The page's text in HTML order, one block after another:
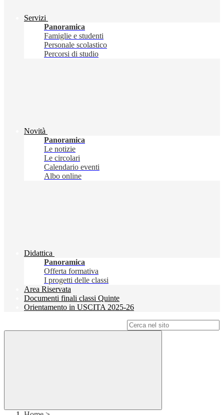
Servizi
Panoramica
Famiglie e studenti
Personale scolastico
Percorsi di studio
Novità
Panoramica
Le notizie
Le circolari
Calendario eventi
Albo online
Didattica
Panoramica
Offerta formativa
I progetti delle classi
Area Riservata
Documenti finali classi Quinte
Orientamento in USCITA 2025-26